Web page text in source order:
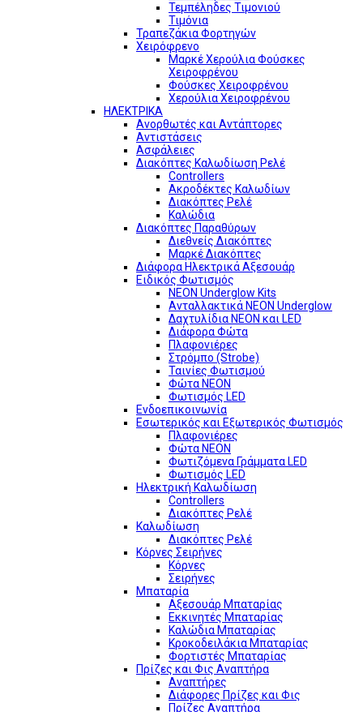
Τεμπέληδες Τιμονιού
Τιμόνια
Τραπεζάκια Φορτηγών
Χειρόφρενο
Μαρκέ Χερούλια Φούσκες
Χειροφρένου
Φούσκες Χειροφρένου
Χερούλια Χειροφρένου
ΗΛΕΚΤΡΙΚΑ
Ανορθωτές και Αντάπτορες
Αντιστάσεις
Ασφάλειες
Διακόπτες Καλωδίωση Ρελέ
Controllers
Ακροδέκτες Καλωδίων
Διακόπτες Ρελέ
Καλώδια
Διακόπτες Παραθύρων
Διεθνείς Διακόπτες
Μαρκέ Διακόπτες
Διάφορα Ηλεκτρικά Αξεσουάρ
Ειδικός Φωτισμός
NEON Underglow Kits
Ανταλλακτικά NEON Underglow
Δαχτυλίδια NEON και LED
Διάφορα Φώτα
Πλαφονιέρες
Στρόμπο (Strobe)
Ταινίες Φωτισμού
Φώτα NEON
Φωτισμός LED
Ενδοεπικοινωνία
Εσωτερικός και Εξωτερικός Φωτισμός
Πλαφονιέρες
Φώτα NEON
Φωτιζόμενα Γράμματα LED
Φωτισμός LED
Ηλεκτρική Καλωδίωση
Controllers
Διακόπτες Ρελέ
Καλωδίωση
Διακόπτες Ρελέ
Κόρνες Σειρήνες
Κόρνες
Σειρήνες
Μπαταρία
Αξεσουάρ Μπαταρίας
Εκκινητές Μπαταρίας
Καλώδια Μπαταρίας
Κροκοδειλάκια Μπαταρίας
Φορτιστές Μπαταρίας
Πρίζες και Φις Αναπτήρα
Αναπτήρες
Διάφορες Πρίζες και Φις
Πρίζες Αναπτήρα